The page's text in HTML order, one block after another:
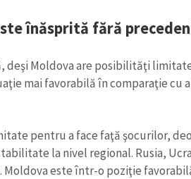
înăsprită fără
deşi Moldova are posibilităţi
mai favorabilă în comparaţie cu
pentru a face faţă şocurilor,
la nivel regional. Rusia,
Moldova este într-o poziţie